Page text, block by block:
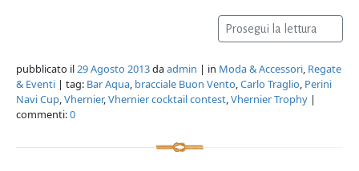
Prosegui la lettura
pubblicato il29 Agosto 2013daadmin | in Moda & Accessori, Regate
& Eventi | tag: Bar Aqua, bracciale Buon Vento,Carlo Traglio, Perini
Navi Cup,Vhernier,Vhernier cocktail contest,Vhernier Trophy |
commenti:0